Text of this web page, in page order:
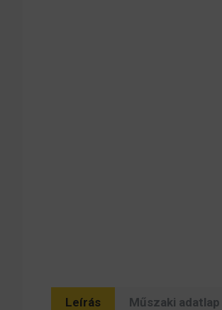
Leírás Műszaki adatlap